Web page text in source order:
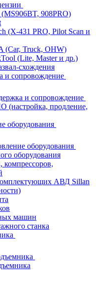
908PRO)
(X-431 PRO, Pilot Scan и
(Car, Truck, OHW)
(Lite, Master и др.)
схождения
и сопровождение
и сопровождение
(настройка, продление,
оборудования
оборудования
оборудования
компрессоров,
АВД Sillan
машин
станка